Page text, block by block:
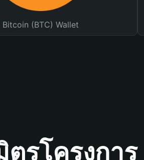
Bitcoin (BTC) Wallet
รโครงการ